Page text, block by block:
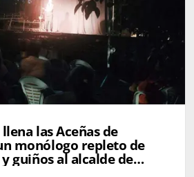
las Aceñas de
monólogo repleto de
guiños al alcalde de